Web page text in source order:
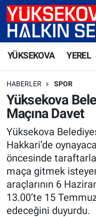
YÜKSEKOVA YEREL
HABERLER SPOR
Yüksekova
Maçına Davet
Yüksekova
Hakkari’de
öncesinde
maça gitmek
araçlarının 6
13.00’te 15
edeceğini duyurdu.
Yüksekova
Yüksekova Trafik
Süper Lig Puan
Tüm Manşetler
Son Dakika
Haber Arşivi